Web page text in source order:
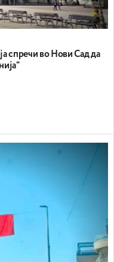
спречи во Нови Сад да